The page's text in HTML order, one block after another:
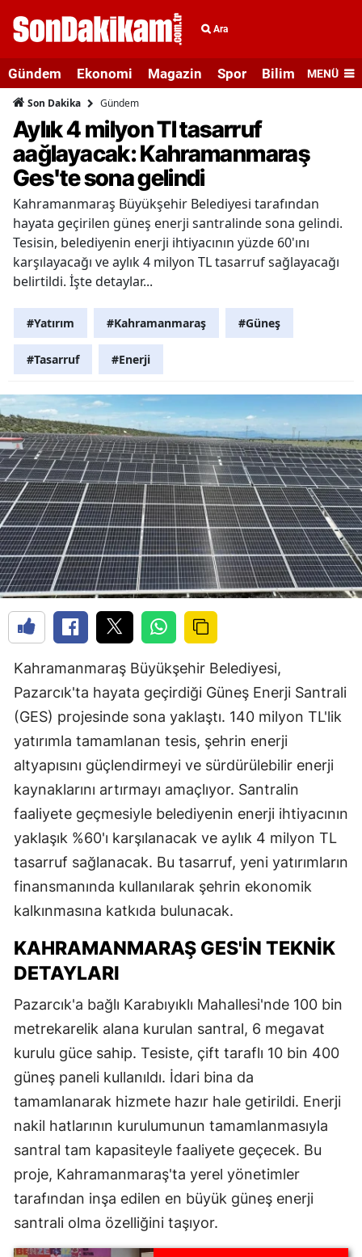
Ara
Gündem Ekonomi Magazin Spor Bilim veMENÜ
Son Dakika Gündem
Aylık 4 milyon Tl tasarruf
aağlayacak: Kahramanmaraş
Ges'te sona gelindi
Kahramanmaraş Büyükşehir Belediyesi tarafından
hayata geçirilen güneş enerji santralinde sona gelindi.
Tesisin, belediyenin enerji ihtiyacının yüzde 60'ını
karşılayacağı ve aylık 4 milyon TL tasarruf sağlayacağı
belirtildi. İşte detaylar...
#Yatırım #Kahramanmaraş #Güneş
#Tasarruf #Enerji
Kahramanmaraş Büyükşehir Belediyesi,
Pazarcık'ta hayata geçirdiği Güneş Enerji Santrali
(GES) projesinde sona yaklaştı. 140 milyon TL'lik
yatırımla tamamlanan tesis, şehrin enerji
altyapısını güçlendirmeyi ve sürdürülebilir enerji
kaynaklarını artırmayı amaçlıyor. Santralin
faaliyete geçmesiyle belediyenin enerji ihtiyacının
yaklaşık %60'ı karşılanacak ve aylık 4 milyon TL
tasarruf sağlanacak. Bu tasarruf, yeni yatırımların
finansmanında kullanılarak şehrin ekonomik
kalkınmasına katkıda bulunacak.
KAHRAMANMARAŞ GES'IN TEKNIK
DETAYLARI
Pazarcık'a bağlı Karabıyıklı Mahallesi'nde 100 bin
metrekarelik alana kurulan santral, 6 megavat
kurulu güce sahip. Tesiste, çift taraflı 10 bin 400
güneş paneli kullanıldı. İdari bina da
tamamlanarak hizmete hazır hale getirildi. Enerji
nakil hatlarının kurulumunun tamamlanmasıyla
santral tam kapasiteyle faaliyete geçecek. Bu
proje, Kahramanmaraş'ta yerel yönetimler
tarafından inşa edilen en büyük güneş enerji
santrali olma özelliğini taşıyor.